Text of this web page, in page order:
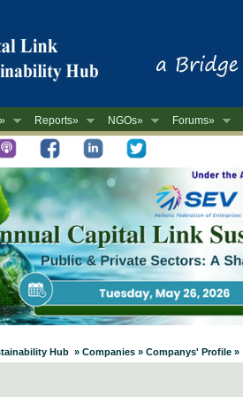
Reports» NGOs» Forums»
Hub » Companies » Companys' Profile »